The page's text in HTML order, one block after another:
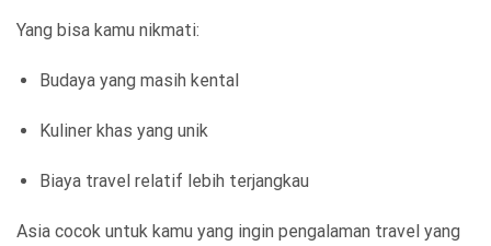
Yang bisa kamu nikmati:
Budaya yang masih kental
Kuliner khas yang unik
Biaya travel relatif lebih terjangkau
Asia cocok untuk kamu yang ingin pengalaman travel yang